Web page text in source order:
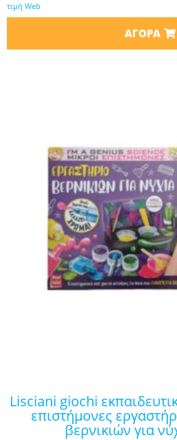
τιμή Web
ΑΓΟΡΆ
lisciani giochi εκπαιδευτικό παιχνίδι μικροί
επιστήμονες
βερνικιών για